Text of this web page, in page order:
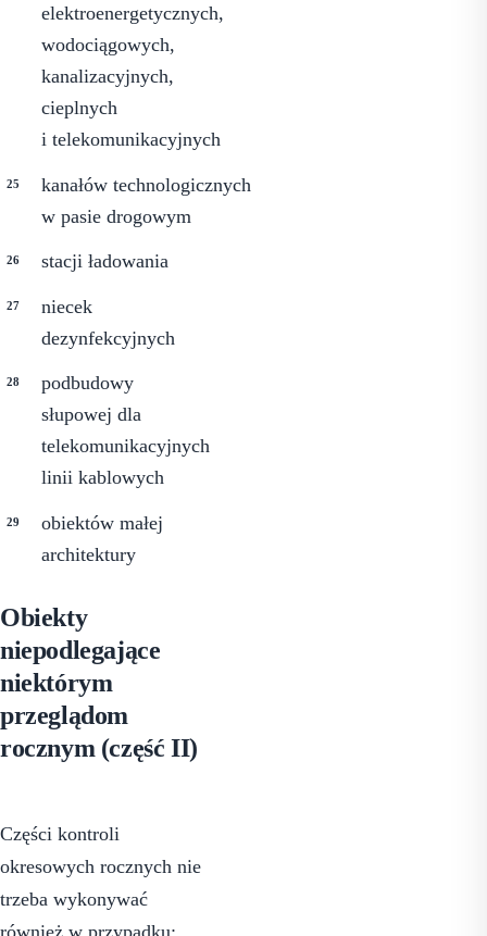
elektroenergetycznych,
wodociągowych,
kanalizacyjnych,
cieplnych
i telekomunikacyjnych
kanałów technologicznych
w pasie drogowym
stacji ładowania
niecek
dezynfekcyjnych
podbudowy
słupowej dla
telekomunikacyjnych
linii kablowych
obiektów małej
architektury
Obiekty
niepodlegające
niektórym
przeglądom
rocznym (część II)
Części kontroli
okresowych rocznych nie
trzeba wykonywać